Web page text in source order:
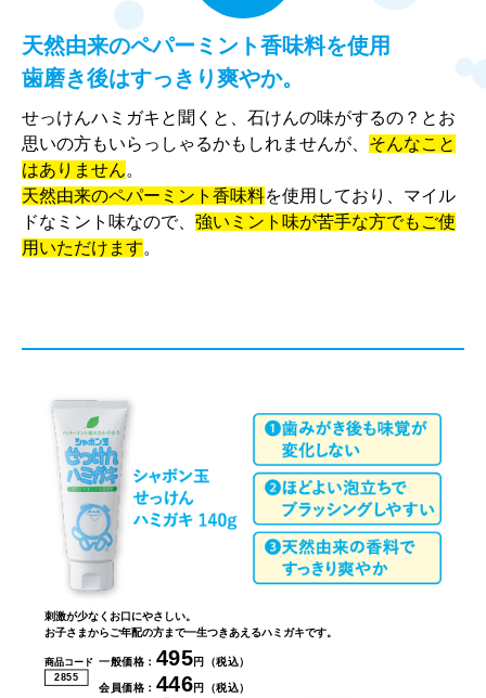
天然由来のペパーミント香味料を使用
歯磨き後はすっきり爽やか。
せっけんハミガキと聞くと、石けんの味がするの？とお
思いの方もいらっしゃるかもしれませんが、 そんなこと
はありません。
天然由来のペパーミント香味料を使用しており、マイル
ドなミント味なので、 強いミント味が苦手な方でもご使
用いただけます。
刺激が少なくお口にやさしい。
お子さまからご年配の方まで一生つきあえるハミガキです。
商品コード
2855
一般価格： 495円（税込）
会員価格： 446円（税込）